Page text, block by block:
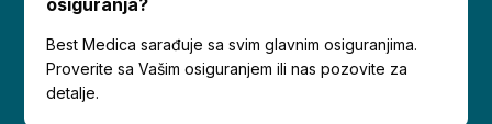
osiguranja?
Best Medica sarađuje sa svim glavnim osiguranjima.
Proverite sa Vašim osiguranjem ili nas pozovite za
detalje.